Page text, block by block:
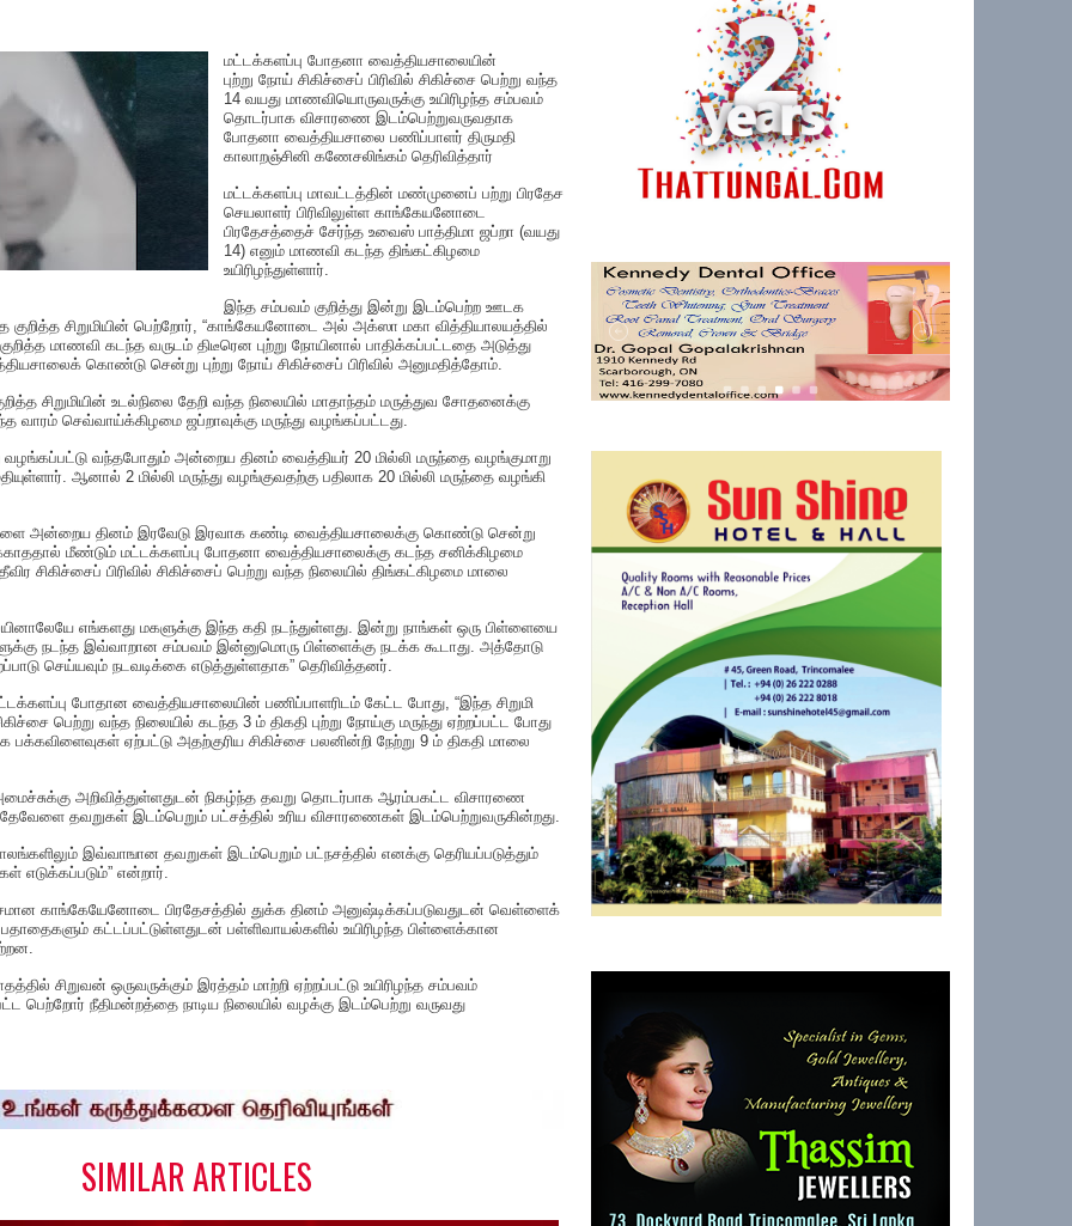
மட்டக்களப்பு போதனா வைத்தியசாலையின்
புற்று நோய் சிகிச்சைப் பிரிவில் சிகிச்சை பெற்று வந்த
14 வயது மாணவியொருவருக்கு உயிரிழந்த சம்பவம்
தொடர்பாக விசாரணை இடம்பெற்றுவருவதாக
போதனா வைத்தியசாலை பணிப்பாளர் திருமதி
காலாறஞ்சினி கணேசலிங்கம் தெரிவித்தார்
மட்டக்களப்பு மாவட்டத்தின் மண்முனைப் பற்று பிரதேச
செயலாளர் பிரிவிலுள்ள காங்கேயனோடை
பிரதேசத்தைச் சேர்ந்த உவைஸ் பாத்திமா ஜப்றா (வயது
14) எனும் மாணவி கடந்த திங்கட்கிழமை
உயிரிழந்துள்ளார்.
இந்த சம்பவம் குறித்து இன்று இடம்பெற்ற ஊடக
குறித்த சிறுமியின் பெற்றோர், “காங்கேயனோடை அல் அக்ஸா மகா வித்தியாலயத்தில்
மாணவி கடந்த வருடம் திடீரென புற்று நோயினால் பாதிக்கப்பட்டதை அடுத்து
கொண்டு சென்று புற்று நோய் சிகிச்சைப் பிரிவில் அனுமதித்தோம்.
சிறுமியின் உடல்நிலை தேறி வந்த நிலையில் மாதாந்தம் மருத்துவ சோதனைக்கு
வாரம் செவ்வாய்க்கிழமை ஜப்றாவுக்கு மருந்து வழங்கப்பட்டது.
வழங்கப்பட்டு வந்தபோதும் அன்றைய தினம் வைத்தியர் 20 மில்லி மருந்தை வழங்குமாறு
ஆனால் 2 மில்லி மருந்து வழங்குவதற்கு பதிலாக 20 மில்லி மருந்தை வழங்கி
அன்றைய தினம் இரவேடு இரவாக கண்டி வைத்தியசாலைக்கு கொண்டு சென்று
மீண்டும் மட்டக்களப்பு போதனா வைத்தியசாலைக்கு கடந்த சனிக்கிழமை
சிகிச்சைப் பிரிவில் சிகிச்சைப் பெற்று வந்த நிலையில் திங்கட்கிழமை மாலை
எங்களது மகளுக்கு இந்த கதி நடந்துள்ளது. இன்று நாங்கள் ஒரு பிள்ளையை
நடந்த இவ்வாறான சம்பவம் இன்னுமொரு பிள்ளைக்கு நடக்க கூடாது. அத்தோடு
செய்யவும் நடவடிக்கை எடுத்துள்ளதாக” தெரிவித்தனர்.
போதான வைத்தியசாலையின் பணிப்பாளரிடம் கேட்ட போது, “இந்த சிறுமி
பெற்று வந்த நிலையில் கடந்த 3 ம் திகதி புற்று நோய்கு மருந்து ஏற்றப்பட்ட போது
ஏற்பட்டு அதற்குரிய சிகிச்சை பலனின்றி நேற்று 9 ம் திகதி மாலை
அறிவித்துள்ளதுடன் நிகழ்ந்த தவறு தொடர்பாக ஆரம்பகட்ட விசாரணை
தவறுகள் இடம்பெறும் பட்சத்தில் உரிய விசாரணைகள் இடம்பெற்றுவருகின்றது.
இவ்வாஙான தவறுகள் இடம்பெறும் பட்நசத்தில் எனக்கு தெரியப்படுத்தும்
எடுக்கப்படும்” என்றார்.
காங்கேயேனோடை பிரதேசத்தில் துக்க தினம் அனுஷ்டிக்கப்படுவதுடன் வெள்ளைக்
கட்டப்பட்டுள்ளதுடன் பள்ளிவாயல்களில் உயிரிழந்த பிள்ளைக்கான
சிறுவன் ஒருவருக்கும் இரத்தம் மாற்றி ஏற்றப்பட்டு உயிரிழந்த சம்பவம்
பெற்றோர் நீதிமன்றத்தை நாடிய நிலையில் வழக்கு இடம்பெற்று வருவது
SIMILAR ARTICLES